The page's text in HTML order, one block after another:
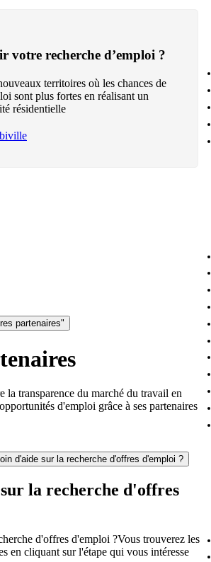
votre recherche d’emploi ?
territoires où les chances de
sont plus fortes en réalisant un
résidentielle
partenaires"
la transparence du marché du travail en
d'emploi grâce à ses partenaires
d'aide sur la recherche d'offres d'emploi ?
la recherche d'offres
d'offres d'emploi ?Vous trouverez les
en cliquant sur l'étape qui vous intéresse